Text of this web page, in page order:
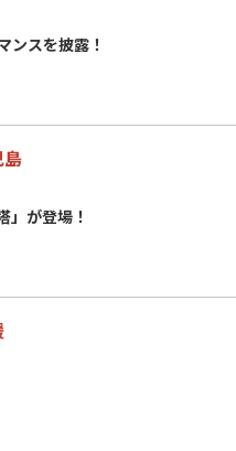
ンスを披露！
」が登場！